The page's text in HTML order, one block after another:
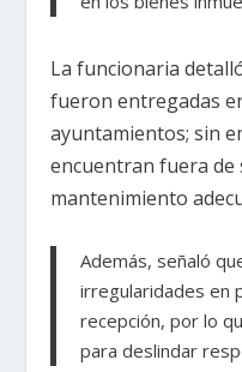
La funcionaria
fueron entregadas
ayuntamientos; sin
encuentran fuera de
mantenimiento
Además, señaló
irregularidades en
recepción, por lo
para deslindar